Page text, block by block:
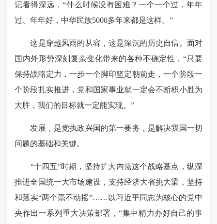
记看得深远，“什么时候没有困难？一个一个过，年年
过、年年好，中华民族5000多年来都是这样。”
这是穿越风雨的从容，这是深沉的历史自信。面对
国内外形势深刻复杂变化带来的各种不确定性，“只要
保持战略定力，一步一个脚印坚定朝前走，一个阶段一
个阶段扎实推进，党和国家事业就一定会不断积小胜为
大胜，我们的目标就一定能实现。”
发展，是党执政兴国的第一要务，是解决我国一切
问题的基础和关键。
“十四五”时期，坚持扩大内需这个战略基点，纵深
推进全国统一大市场建设，支持经济大省挑大梁，坚持
和落实“两个毫不动摇”……以习近平同志为核心的党中
央作出一系列重大决策部署，“集中精力办好自己的事